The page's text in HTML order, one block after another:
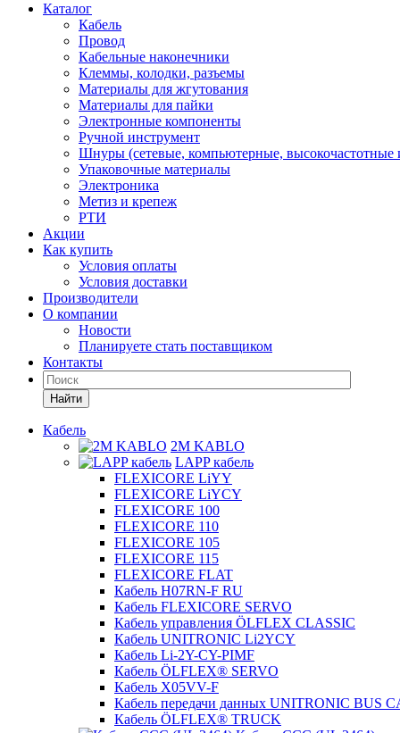
Каталог
Кабель
Провод
Кабельные наконечники
Клеммы, колодки, разъемы
Материалы для жгутования
Материалы для пайки
Электронные компоненты
Ручной инструмент
Шнуры (сетевые, компьютерные, высокочастотные
Упаковочные материалы
Электроника
Метиз и крепеж
РТИ
Акции
Как купить
Условия оплаты
Условия доставки
Производители
О компании
Новости
Планируете стать поставщиком
Контакты
Найти
Кабель
2M KABLO
LAPP кабель
FLEXICORE LiYY
FLEXICORE LiYCY
FLEXICORE 100
FLEXICORE 110
FLEXICORE 105
FLEXICORE 115
FLEXICORE FLAT
Кабель H07RN-F RU
Кабель FLEXICORE SERVO
Кабель управления ÖLFLEX CLASSIC
Кабель UNITRONIC Li2YCY
Кабель Li-2Y-CY-PIMF
Кабель ÖLFLEX® SERVO
Кабель X05VV-F
Кабель передачи данных UNITRONIC BUS
Кабель ÖLFLEX® TRUCK